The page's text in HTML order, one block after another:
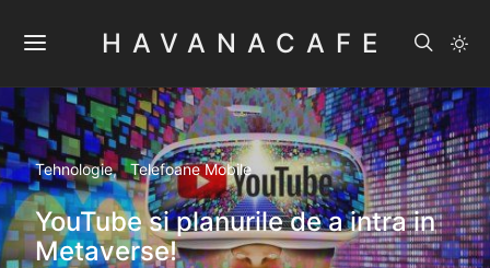
HAVANACAFE
Tehnologie Telefoane Mobile
YouTube si planurile de a intra in
Metaverse!